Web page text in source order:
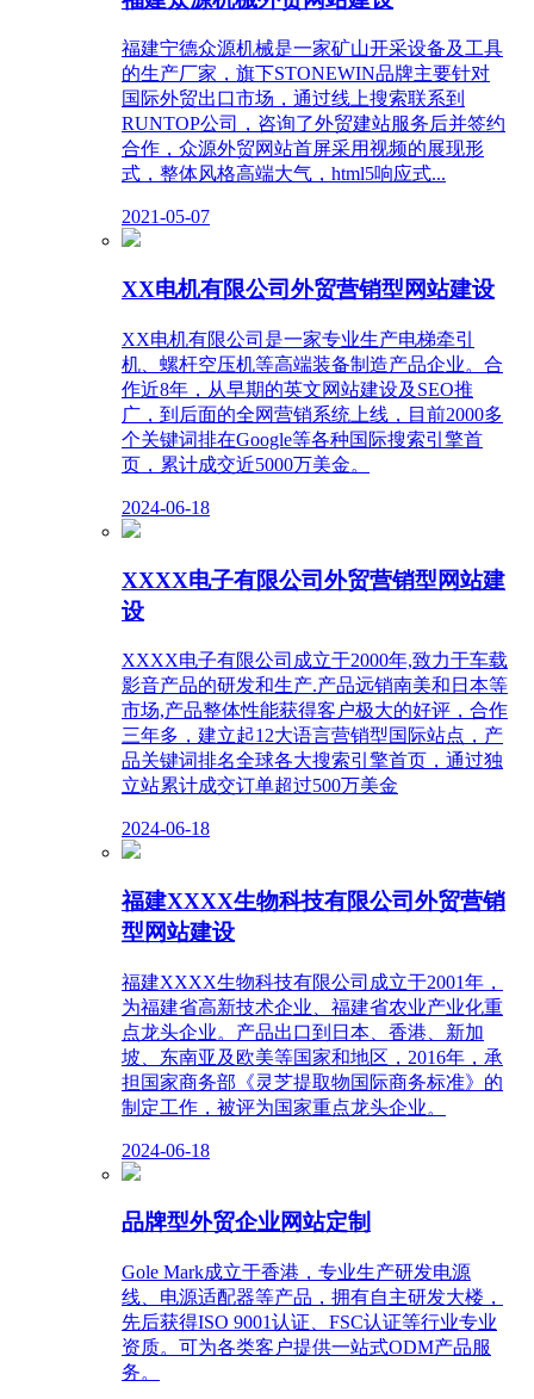
福建宁德众源机械是一家矿山开采设备及工具
的生产厂家，旗下STONEWIN品牌主要针对
国际外贸出口市场，通过线上搜索联系到
RUNTOP公司，咨询了外贸建站服务后并签约
合作，众源外贸网站首屏采用视频的展现形
式，整体风格高端大气，html5响应式...
2021-05-07
XX电机有限公司外贸营销型网站建设
XX电机有限公司是一家专业生产电梯牵引
机、螺杆空压机等高端装备制造产品企业。合
作近8年，从早期的英文网站建设及SEO推
广，到后面的全网营销系统上线，目前2000多
个关键词排在Google等各种国际搜索引擎首
页，累计成交近5000万美金。
2024-06-18
XXXX电子有限公司外贸营销型网站建
设
XXXX电子有限公司成立于2000年,致力于车载
影音产品的研发和生产.产品远销南美和日本等
市场,产品整体性能获得客户极大的好评，合作
三年多，建立起12大语言营销型国际站点，产
品关键词排名全球各大搜索引擎首页，通过独
立站累计成交订单超过500万美金
2024-06-18
福建XXXX生物科技有限公司外贸营销
型网站建设
福建XXXX生物科技有限公司成立于2001年，
为福建省高新技术企业、福建省农业产业化重
点龙头企业。产品出口到日本、香港、新加
坡、东南亚及欧美等国家和地区，2016年，承
担国家商务部《灵芝提取物国际商务标准》的
制定工作，被评为国家重点龙头企业。
2024-06-18
品牌型外贸企业网站定制
Gole Mark成立于香港，专业生产研发电源
线、电源适配器等产品，拥有自主研发大楼，
先后获得ISO 9001认证、FSC认证等行业专业
资质。可为各类客户提供一站式ODM产品服
务。